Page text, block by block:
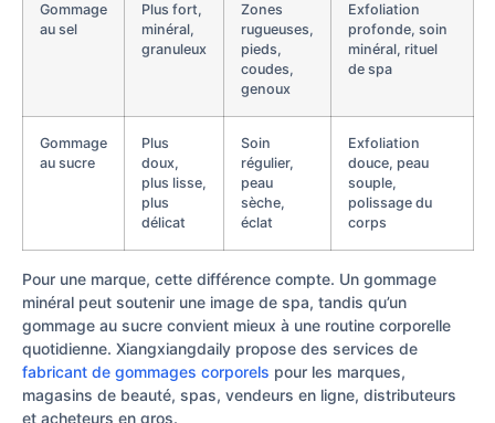
Gommage
au sel
Plus fort,
minéral,
granuleux
Zones
rugueuses,
pieds,
coudes,
genoux
Exfoliation
profonde, soin
minéral, rituel
de spa
Gommage
au sucre
Plus
doux,
plus lisse,
plus
délicat
Soin
régulier,
peau
sèche,
éclat
Exfoliation
douce, peau
souple,
polissage du
corps
Pour une marque, cette différence compte. Un gommage
minéral peut soutenir une image de spa, tandis qu’un
gommage au sucre convient mieux à une routine corporelle
quotidienne. Xiangxiangdaily propose des services de
fabricant de gommages corporels pour les marques,
magasins de beauté, spas, vendeurs en ligne, distributeurs
et acheteurs en gros.